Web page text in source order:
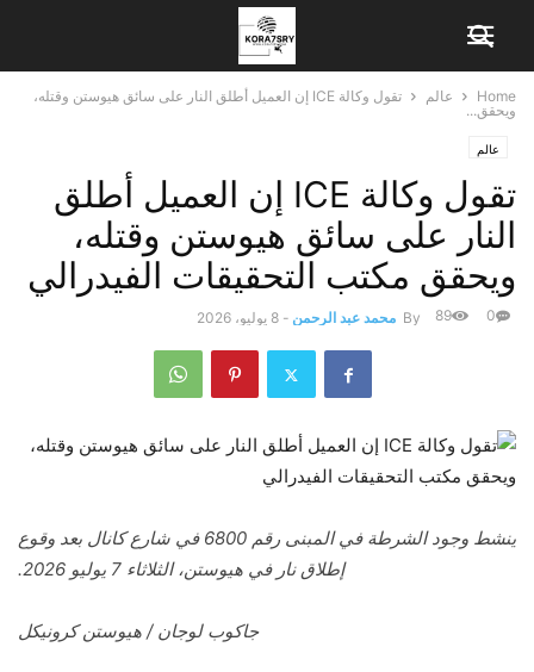
Home عالم
تقول وكالة ICE إن العميل أطلق النار على سائق هيوستن وقتله،
ويحقق...
عالم
تقول وكالة ICE إن العميل أطلق
النار على سائق هيوستن وقتله،
ويحقق مكتب التحقيقات الفيدرالي
By محمد عبد الرحمن - 8 يوليو، 2026 0
89
ينشط وجود الشرطة في المبنى رقم 6800 في شارع كانال بعد وقوع
إطلاق نار في هيوستن، الثلاثاء 7 يوليو 2026.
جاكوب لوجان / هيوستن كرونيكل